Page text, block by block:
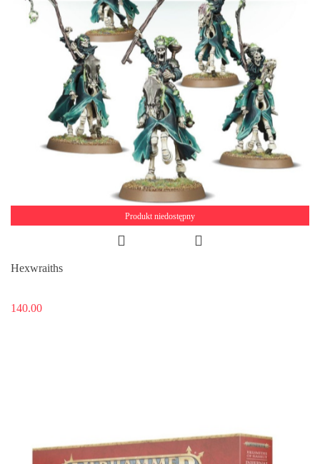
Produkt niedostępny
Hexwraiths
140.00